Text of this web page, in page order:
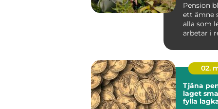
Pension
ett ämne
alla som
arbetar i
bör...
02.
Tjäna
laget smarta sätt att
fylla